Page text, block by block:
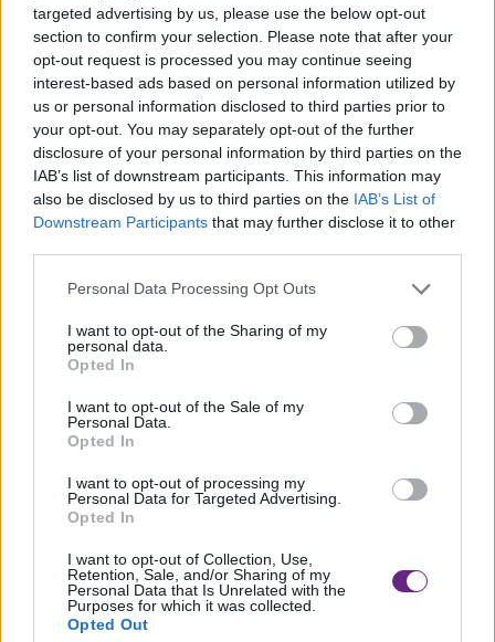
targeted advertising by us, please use the below opt-out
section to confirm your selection. Please note that after your
opt-out request is processed you may continue seeing
interest-based ads based on personal information utilized by
us or personal information disclosed to third parties prior to
your opt-out. You may separately opt-out of the further
disclosure of your personal information by third parties on the
IAB’s list of downstream participants. This information may
also be disclosed by us to third parties on the IAB’s List of
Downstream Participants that may further disclose it to other
Personal Data Processing Opt Outs
I want to opt-out of the Sharing of my
personal data.
Opted In
I want to opt-out of the Sale of my
Personal Data.
Opted In
I want to opt-out of processing my
Personal Data for Targeted Advertising.
Opted In
I want to opt-out of Collection, Use,
Retention, Sale, and/or Sharing of my
Personal Data that Is Unrelated with the
Purposes for which it was collected.
Opted Out
“Comunico alla cittadinanza – scrive – che sono risultato
abitazione. Salgono così a 4 gli attuali positivi del nostro
comune. Raccomando a tutti prudenza e rispetto delle
regole”.
Precedente